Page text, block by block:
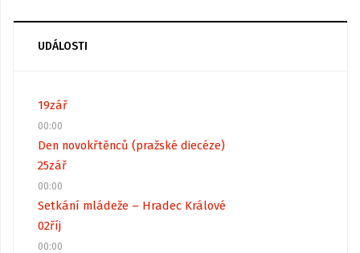
UDÁLOSTI
19zář
00:00
Den novokřtěnců (pražské diecéze)
25zář
00:00
Setkání mládeže – Hradec Králové
02říj
00:00